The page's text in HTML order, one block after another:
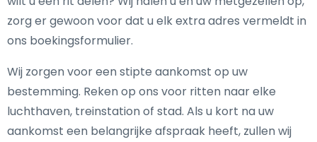
zorg er gewoon voor dat u elk extra adres vermeldt in
ons boekingsformulier.
Wij zorgen voor een stipte aankomst op uw
bestemming. Reken op ons voor ritten naar elke
luchthaven, treinstation of stad. Als u kort na uw
aankomst een belangrijke afspraak heeft, zullen wij